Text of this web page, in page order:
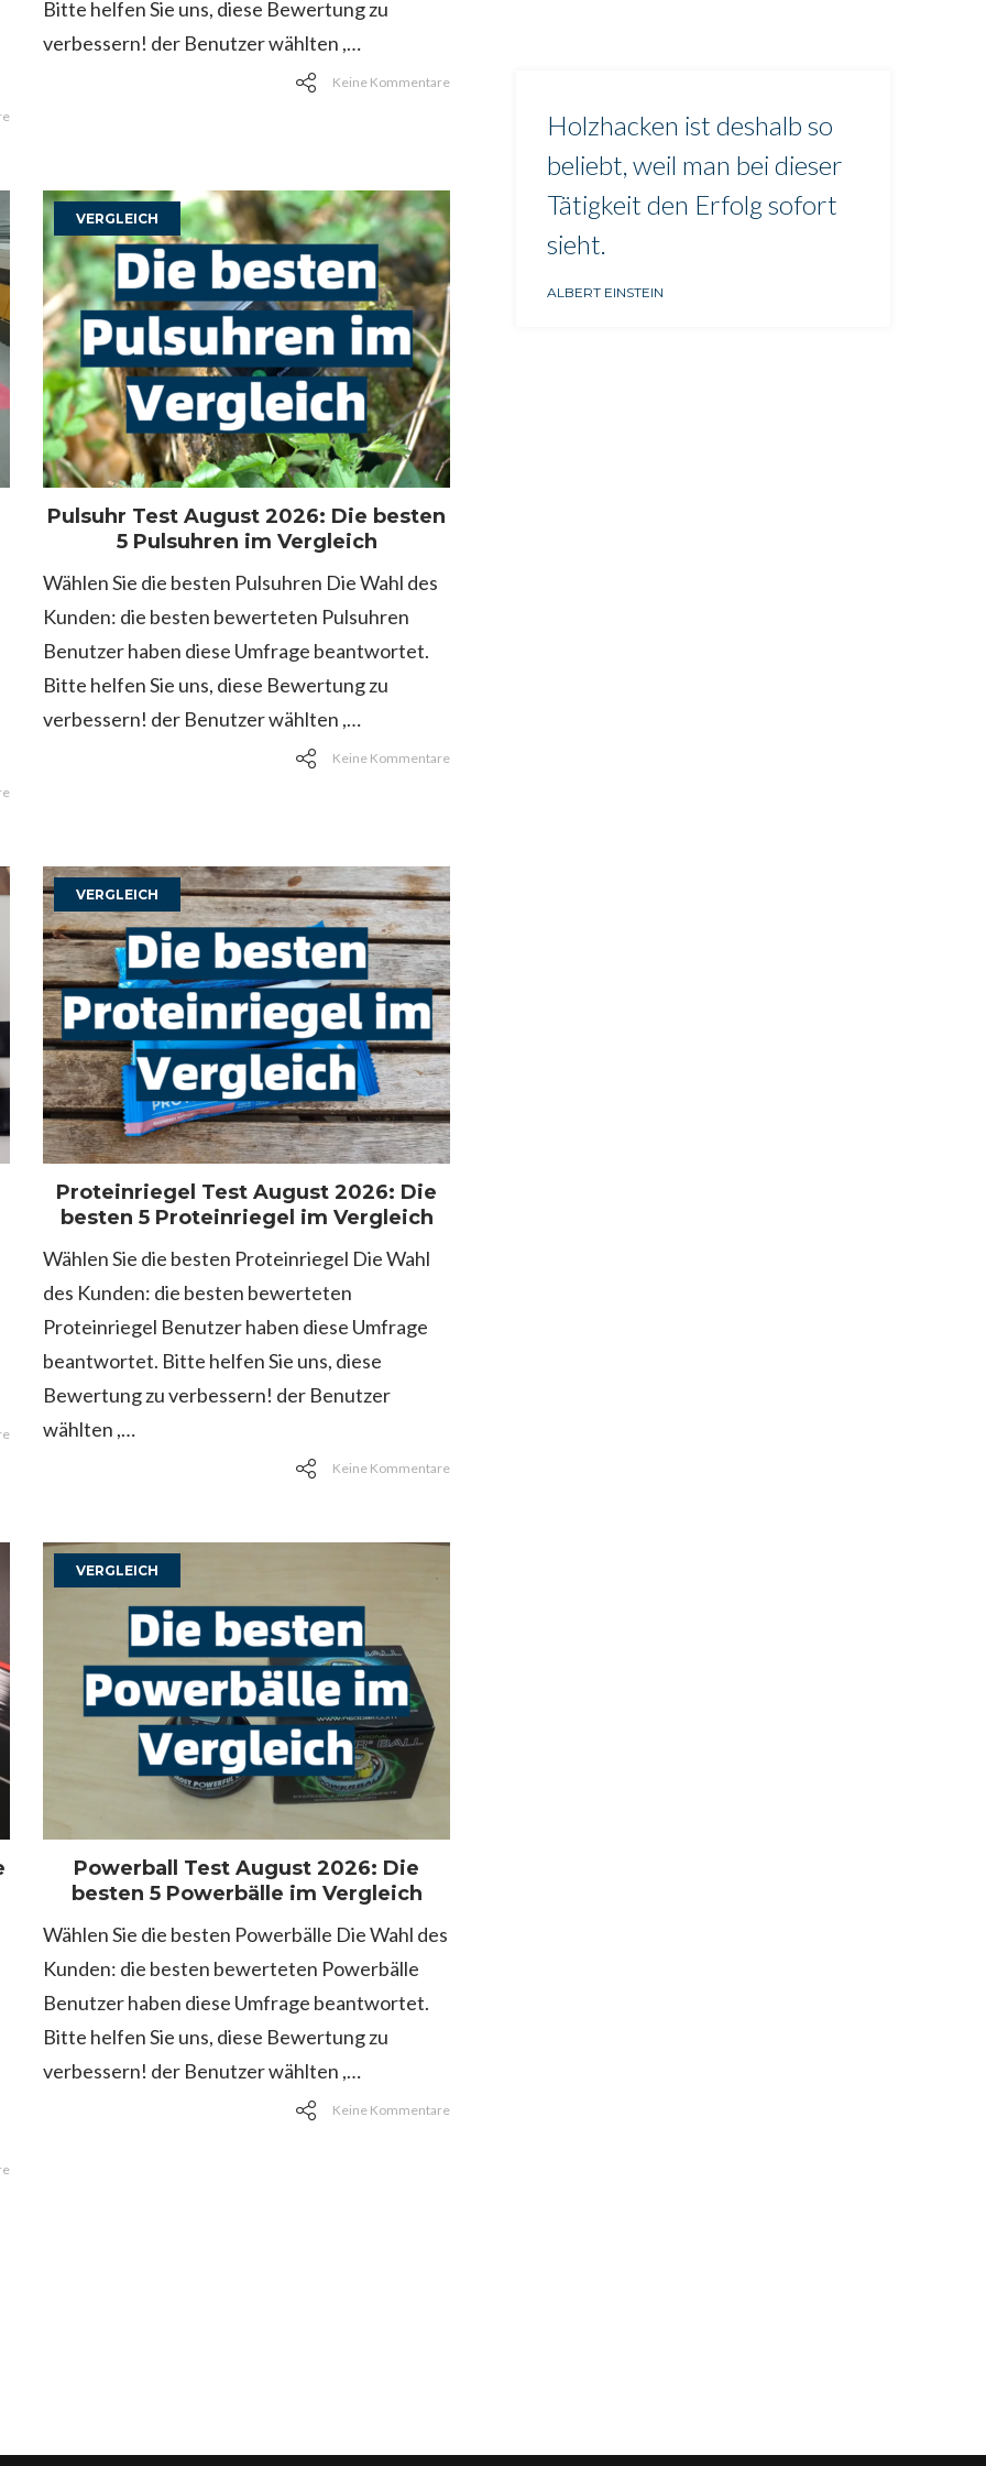
Bitte helfen Sie uns, diese Bewertung zu
verbessern! der Benutzer wählten ,…
Keine Kommentare
VERGLEICH
Pulsuhr Test August 2026: Die besten
5 Pulsuhren im Vergleich
Wählen Sie die besten Pulsuhren Die Wahl des
Kunden: die besten bewerteten Pulsuhren
Benutzer haben diese Umfrage beantwortet.
Bitte helfen Sie uns, diese Bewertung zu
verbessern! der Benutzer wählten ,…
Keine Kommentare
VERGLEICH
Proteinriegel Test August 2026: Die
besten 5 Proteinriegel im Vergleich
Wählen Sie die besten Proteinriegel Die Wahl
des Kunden: die besten bewerteten
Proteinriegel Benutzer haben diese Umfrage
beantwortet. Bitte helfen Sie uns, diese
Bewertung zu verbessern! der Benutzer
wählten ,…
Keine Kommentare
VERGLEICH
Powerball Test August 2026: Die
besten 5 Powerbälle im Vergleich
Wählen Sie die besten Powerbälle Die Wahl des
Kunden: die besten bewerteten Powerbälle
Benutzer haben diese Umfrage beantwortet.
Bitte helfen Sie uns, diese Bewertung zu
verbessern! der Benutzer wählten ,…
Keine Kommentare
Holzhacken ist deshalb so
beliebt, weil man bei dieser
Tätigkeit den Erfolg sofort
sieht.
ALBERT EINSTEIN